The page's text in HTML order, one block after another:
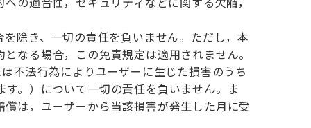
除き、一切の責任を負いません。ただし，本
なる場合，この免責規定は適用されません。
不法行為によりユーザーに生じた損害のうち
。）について一切の責任を負いません。ま
は，ユーザーから当該損害が発生した月に受